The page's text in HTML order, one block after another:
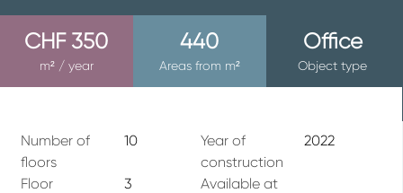
CHF 350
m² / year
440
Areas from m²
Office
Object type
Number of
floors
10
Year of
construction
2022
Floor 3
Available at